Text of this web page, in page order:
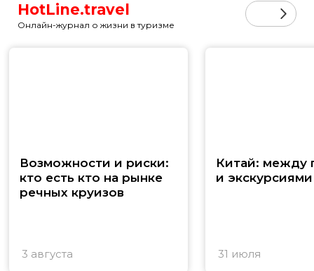
HotLine.travel
Онлайн-журнал о жизни в туризме
Возможности и риски:
кто есть кто на рынке
речных круизов
3 августа
Китай: между
и экскурсиями
31 июля